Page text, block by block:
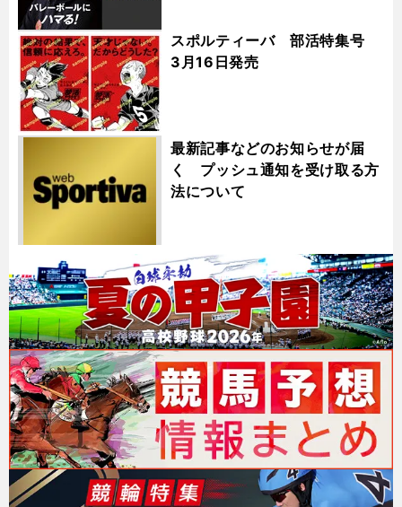
スポルティーバ 部活特集号
3月16日発売
最新記事などのお知らせが届
く プッシュ通知を受け取る方
法について